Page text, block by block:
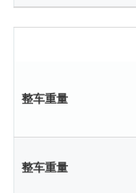
整车重量
整车重量